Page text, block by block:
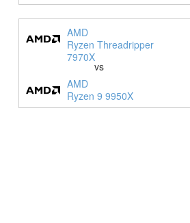
AMD
Ryzen Threadripper
7970X
vs
AMD
Ryzen 9 9950X